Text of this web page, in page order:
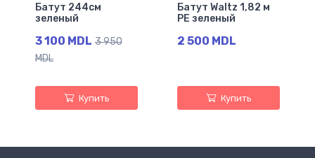
Батут 244см
зеленый
3 100 MDL 3 950
MDL
Купить
Батут Waltz 1,82 м
PE зеленый
2 500 MDL
Купить